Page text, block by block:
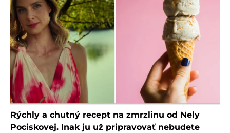
Rýchly a chutný recept na zmrzlinu od Nely
Pociskovej. Inak ju už pripravovať nebudete